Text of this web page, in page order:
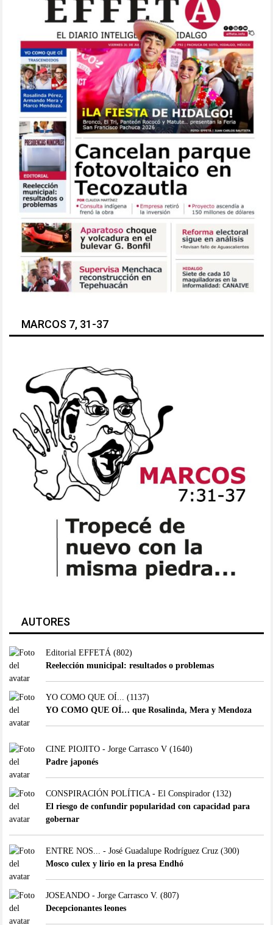
MARCOS 7, 31-37
AUTORES
Editorial EFFETÁ (802)
Reelección municipal: resultados o problemas
YO COMO QUE OÍ...
(1137)
YO COMO QUE OÍ… que Rosalinda, Mera y Mendoza
CINE PIOJITO - Jorge Carrasco V(1640)
Padre japonés
CONSPIRACIÓN POLÍTICA - El Conspirador(132)
El riesgo de confundir popularidad con capacidad para
gobernar
ENTRE NOS... - José Guadalupe Rodríguez Cruz(300)
Mosco culex y lirio en la presa Endhó
JOSEANDO - Jorge Carrasco V. (807)
Decepcionantes leones